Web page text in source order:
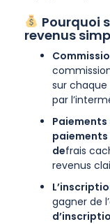
Pourquoi
revenus
sur
par
Paiements
paiements
defrais
revenus
gagner de